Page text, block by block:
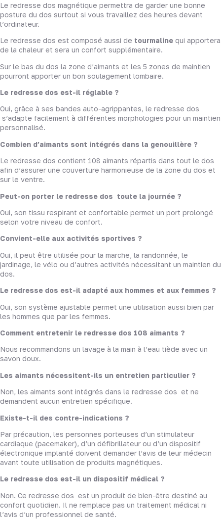
Le redresse dos magnétique permettra de garder une bonne
posture du dos surtout si vous travaillez des heures devant
l’ordinateur.
Le redresse dos est composé aussi de tourmaline qui apportera
de la chaleur et sera un confort supplémentaire.
Sur le bas du dos la zone d’aimants et les 5 zones de maintien
pourront apporter un bon soulagement lombaire.
Le redresse dos est-il réglable ?
Oui, grâce à ses bandes auto-agrippantes, le redresse dos
s’adapte facilement à différentes morphologies pour un maintien
personnalisé.
Combien d’aimants sont intégrés dans la genouillère ?
Le redresse dos contient 108 aimants répartis dans tout le dos
afin d’assurer une couverture harmonieuse de la zone du dos et
sur le ventre.
Peut-on porter le redresse dos toute la journée ?
Oui, son tissu respirant et confortable permet un port prolongé
selon votre niveau de confort.
Convient-elle aux activités sportives ?
Oui, il peut être utilisée pour la marche, la randonnée, le
jardinage, le vélo ou d’autres activités nécessitant un maintien du
dos.
Le redresse dos est-il adapté aux hommes et aux femmes ?
Oui, son système ajustable permet une utilisation aussi bien par
les hommes que par les femmes.
Comment entretenir le redresse dos 108 aimants ?
Nous recommandons un lavage à la main à l’eau tiède avec un
savon doux.
Les aimants nécessitent-ils un entretien particulier ?
Non, les aimants sont intégrés dans le redresse dos et ne
demandent aucun entretien spécifique.
Existe-t-il des contre-indications ?
Par précaution, les personnes porteuses d’un stimulateur
cardiaque (pacemaker), d’un défibrillateur ou d’un dispositif
électronique implanté doivent demander l’avis de leur médecin
avant toute utilisation de produits magnétiques.
Le redresse dos est-il un dispositif médical ?
Non. Ce redresse dos est un produit de bien-être destiné au
confort quotidien. Il ne remplace pas un traitement médical ni
l’avis d’un professionnel de santé.